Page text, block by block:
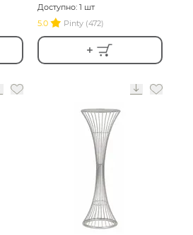
Доступно: 1 шт
5.0
Pinty (472)